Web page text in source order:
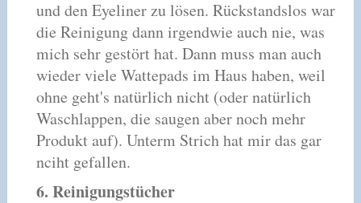
und den Eyeliner zu lösen. Rückstandslos war
die Reinigung dann irgendwie auch nie, was
mich sehr gestört hat. Dann muss man auch
wieder viele Wattepads im Haus haben, weil
ohne geht's natürlich nicht (oder natürlich
Waschlappen, die saugen aber noch mehr
Produkt auf). Unterm Strich hat mir das gar
nciht gefallen.
6. Reinigungstücher